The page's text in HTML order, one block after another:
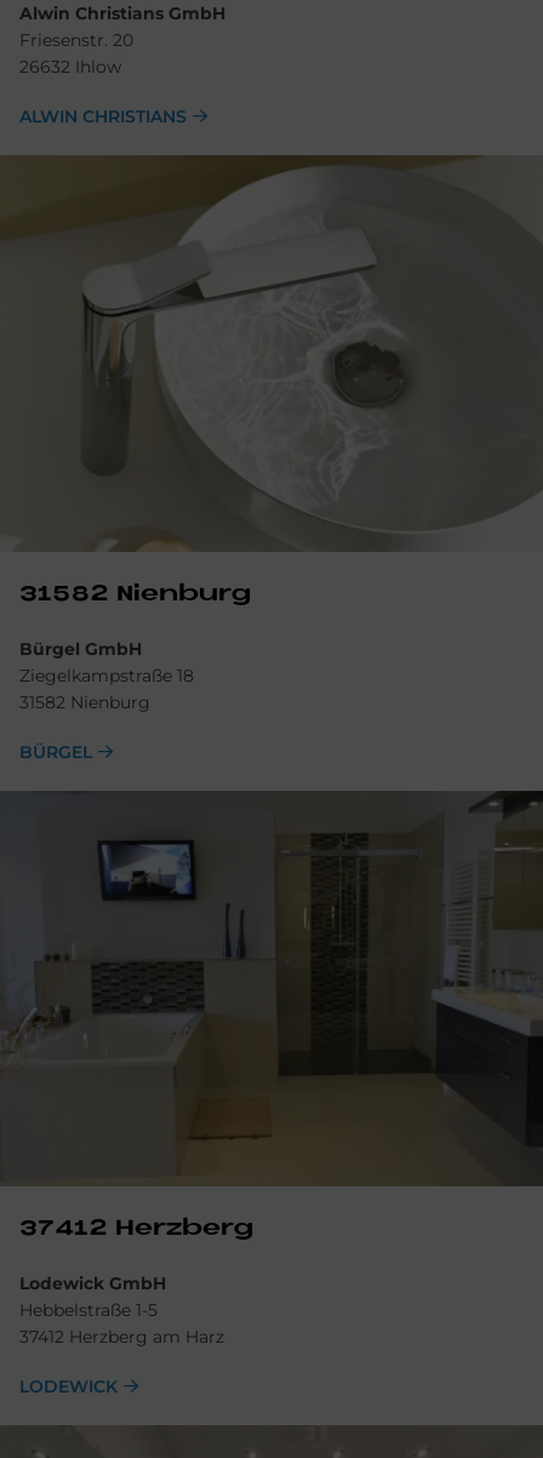
Alwin Christians GmbH
Friesenstr. 20
26632 Ihlow
ALWIN CHRISTIANS
31582 Nien­burg
Bürgel GmbH
Ziegelkampstraße 18
31582 Nienburg
BÜRGEL
37412 Herz­berg
Lodewick GmbH
Hebbelstraße 1-5
37412 Herzberg am Harz
LODEWICK